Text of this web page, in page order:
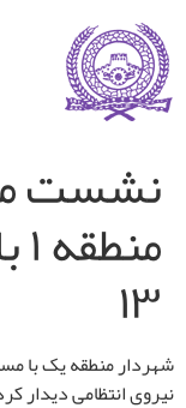
نشست
۱۳
نیروی انتظامی دیدار